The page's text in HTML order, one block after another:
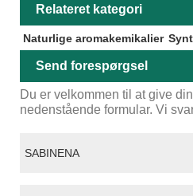
Relateret kategori
Naturlige aromakemikalier
Send forespørgsel
Du er velkommen til at give
nedenstående formular. Vi